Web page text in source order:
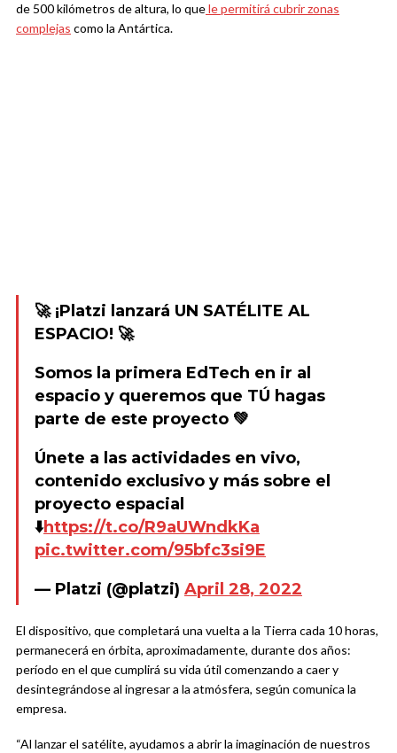
de 500 kilómetros de altura, lo quele permitirá cubrir zonas
complejas como la Antártica.
🚀 ¡Platzi lanzará UN SATÉLITE AL
ESPACIO! 🚀
Somos la primera EdTech en ir al
espacio y queremos que TÚ hagas
parte de este proyecto 💚
Únete a las actividades en vivo,
contenido exclusivo y más sobre el
proyecto espacial
⬇️https://t.co/R9aUWndkKa
pic.twitter.com/95bfc3si9E
— Platzi (@platzi) April 28, 2022
El dispositivo, que completará una vuelta a la Tierra cada 10 horas,
permanecerá en órbita, aproximadamente, durante dos años:
período en el que cumplirá su vida útil comenzando a caer y
desintegrándose al ingresar a la atmósfera, según comunica la
empresa.
“Al lanzar el satélite, ayudamos a abrir la imaginación de nuestros